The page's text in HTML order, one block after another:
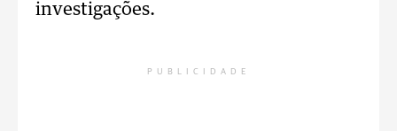
investigações.
PUBLICIDADE